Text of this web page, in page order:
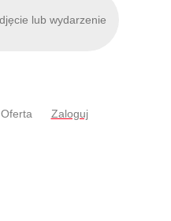
Oferta Zaloguj